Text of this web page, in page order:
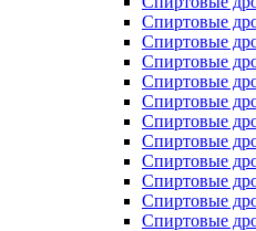
Спиртовые
Спиртовые
Спиртовые
Спиртовые
Спиртовые
Спиртовые
Спиртовые
Спиртовые
Спиртовые
Спиртовые
Спиртовые